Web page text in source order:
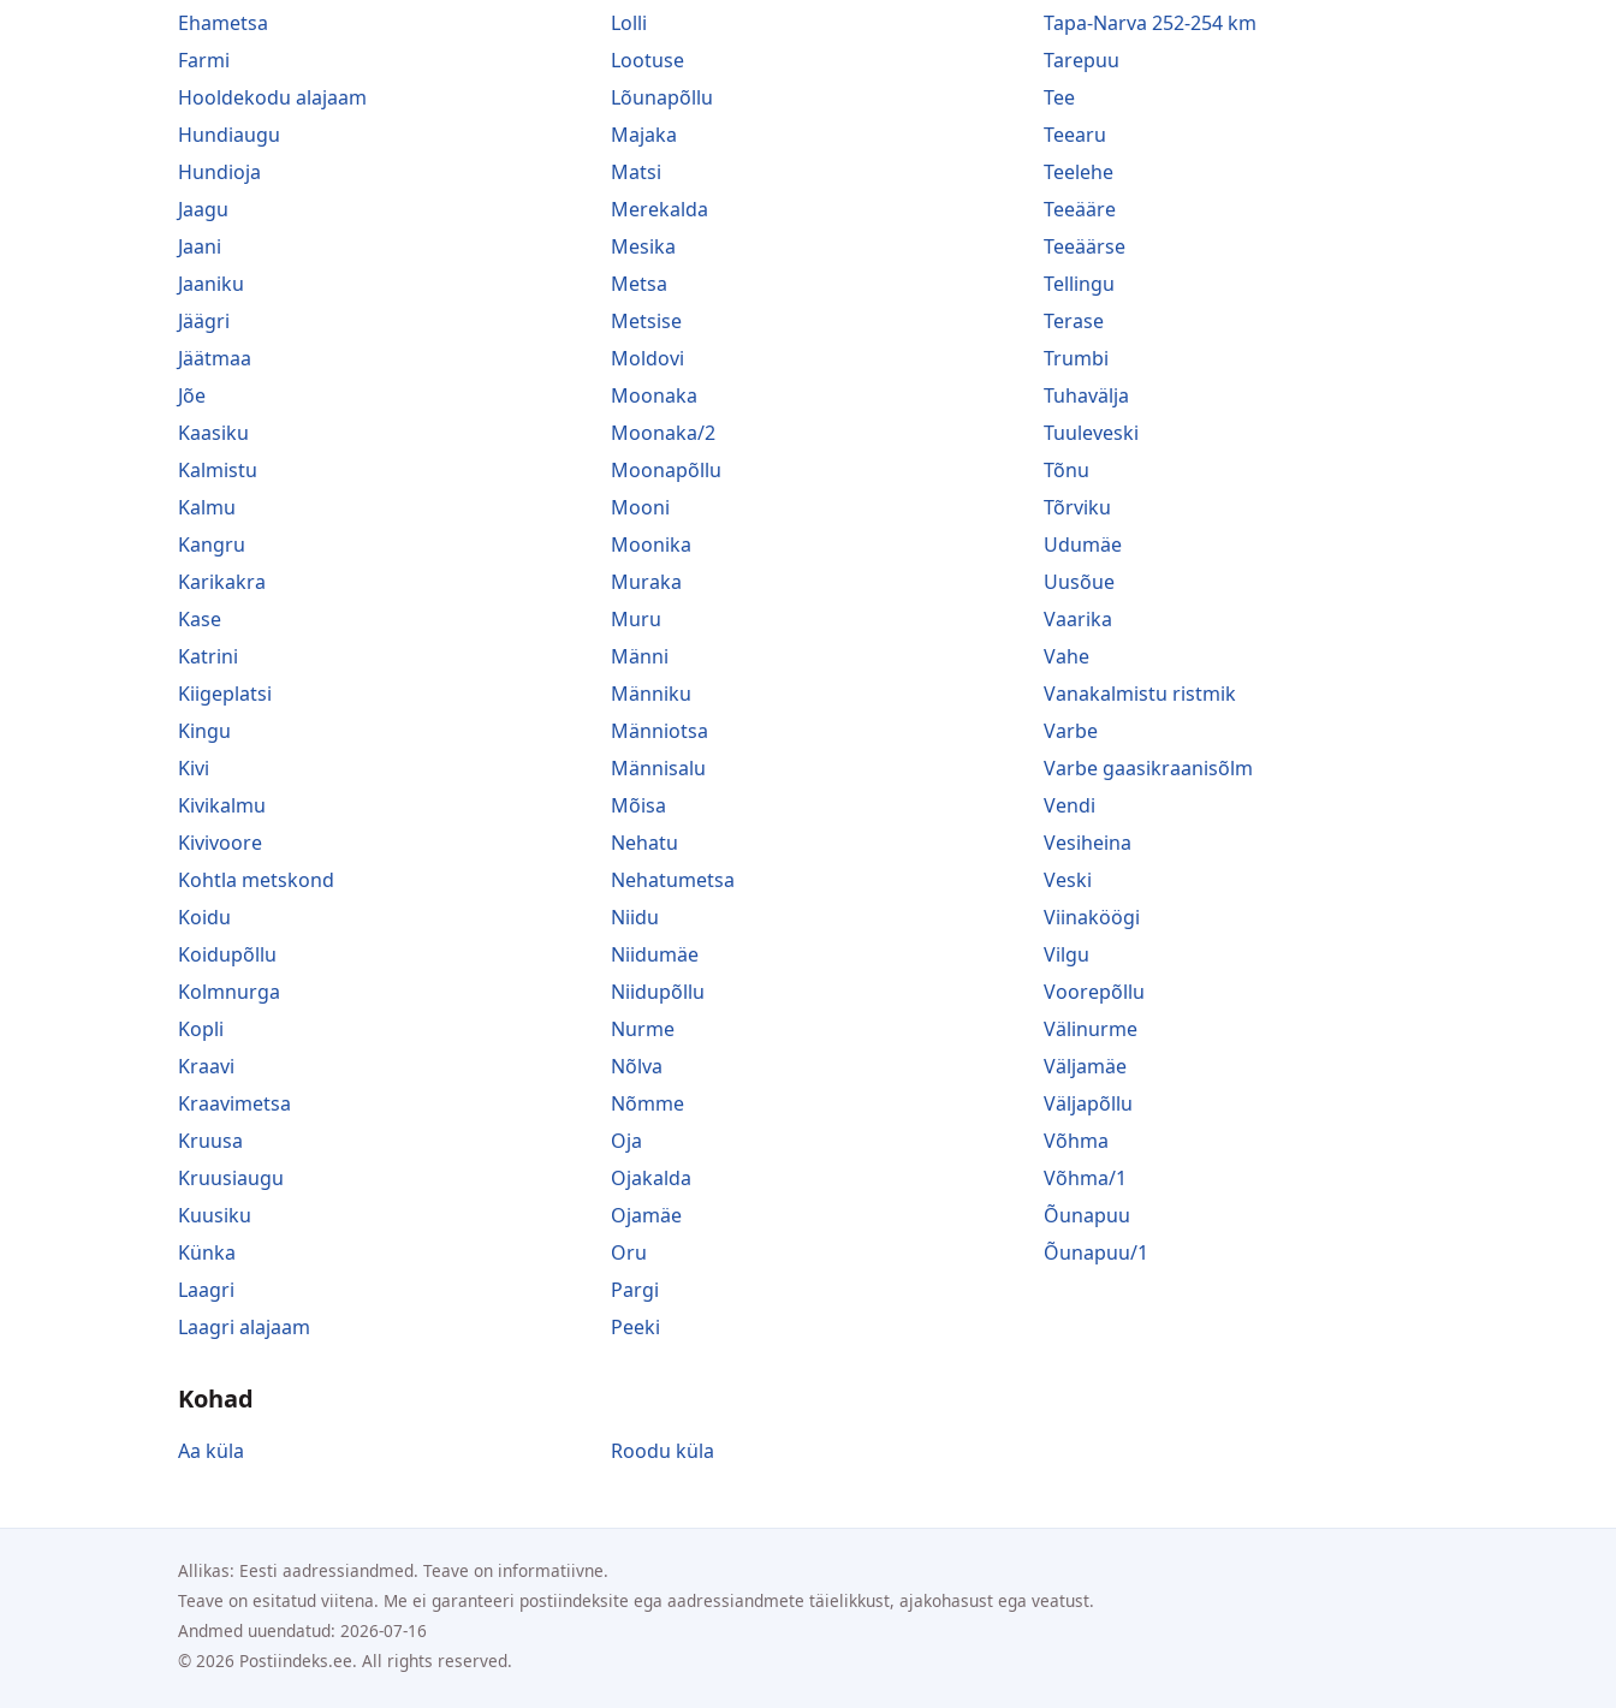
Ehametsa
Farmi
Hooldekodu alajaam
Hundiaugu
Hundioja
Jaagu
Jaani
Jaaniku
Jäägri
Jäätmaa
Jõe
Kaasiku
Kalmistu
Kalmu
Kangru
Karikakra
Kase
Katrini
Kiigeplatsi
Kingu
Kivi
Kivikalmu
Kivivoore
Kohtla metskond
Koidu
Koidupõllu
Kolmnurga
Kopli
Kraavi
Kraavimetsa
Kruusa
Kruusiaugu
Kuusiku
Künka
Laagri
Laagri alajaam
Lolli
Lootuse
Lõunapõllu
Majaka
Matsi
Merekalda
Mesika
Metsa
Metsise
Moldovi
Moonaka
Moonaka/2
Moonapõllu
Mooni
Moonika
Muraka
Muru
Männi
Männiku
Männiotsa
Männisalu
Mõisa
Nehatu
Nehatumetsa
Niidu
Niidumäe
Niidupõllu
Nurme
Nõlva
Nõmme
Oja
Ojakalda
Ojamäe
Oru
Pargi
Peeki
Tapa-Narva 252-254 km
Tarepuu
Tee
Teearu
Teelehe
Teeääre
Teeäärse
Tellingu
Terase
Trumbi
Tuhavälja
Tuuleveski
Tõnu
Tõrviku
Udumäe
Uusõue
Vaarika
Vahe
Vanakalmistu ristmik
Varbe
Varbe gaasikraanisõlm
Vendi
Vesiheina
Veski
Viinaköögi
Vilgu
Voorepõllu
Välinurme
Väljamäe
Väljapõllu
Võhma
Võhma/1
Õunapuu
Õunapuu/1
Kohad
Aa küla Roodu küla
Allikas: Eesti aadressiandmed. Teave on informatiivne.
Teave on esitatud viitena. Me ei garanteeri postiindeksite ega aadressiandmete täielikkust, ajakohasust ega veatust.
Andmed uuendatud: 2026-07-16
© 2026 Postiindeks.ee. All rights reserved.